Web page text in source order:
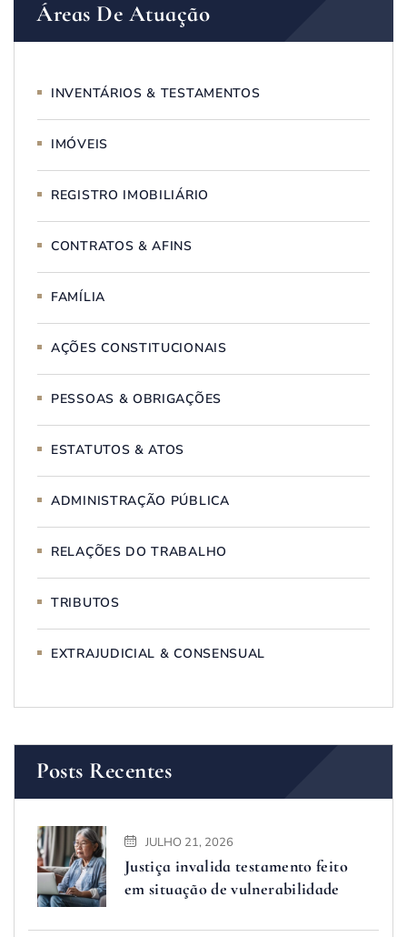
Áreas De Atuação
INVENTÁRIOS & TESTAMENTOS
IMÓVEIS
REGISTRO IMOBILIÁRIO
CONTRATOS & AFINS
FAMÍLIA
AÇÕES CONSTITUCIONAIS
PESSOAS & OBRIGAÇÕES
ESTATUTOS & ATOS
ADMINISTRAÇÃO PÚBLICA
RELAÇÕES DO TRABALHO
TRIBUTOS
EXTRAJUDICIAL & CONSENSUAL
Posts Recentes
JULHO 21, 2026
Justiça invalida testamento feito
em situação de vulnerabilidade